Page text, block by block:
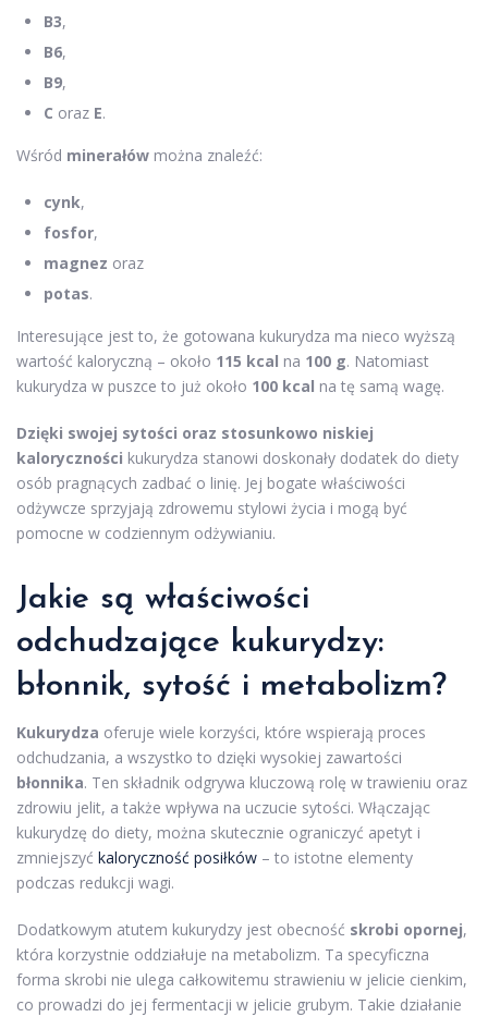
B3,
B6,
B9,
C oraz E.
Wśród minerałów można znaleźć:
cynk,
fosfor,
magnez oraz
potas.
Interesujące jest to, że gotowana kukurydza ma nieco wyższą
wartość kaloryczną – około 115 kcal na 100 g. Natomiast
kukurydza w puszce to już około 100 kcal na tę samą wagę.
Dzięki swojej sytości oraz stosunkowo niskiej
kaloryczności kukurydza stanowi doskonały dodatek do diety
osób pragnących zadbać o linię. Jej bogate właściwości
odżywcze sprzyjają zdrowemu stylowi życia i mogą być
pomocne w codziennym odżywianiu.
Jakie są właściwości
odchudzające kukurydzy:
błonnik, sytość i metabolizm?
Kukurydza oferuje wiele korzyści, które wspierają proces
odchudzania, a wszystko to dzięki wysokiej zawartości
błonnika. Ten składnik odgrywa kluczową rolę w trawieniu oraz
zdrowiu jelit, a także wpływa na uczucie sytości. Włączając
kukurydzę do diety, można skutecznie ograniczyć apetyt i
zmniejszyć kaloryczność posiłków – to istotne elementy
podczas redukcji wagi.
Dodatkowym atutem kukurydzy jest obecność skrobi opornej,
która korzystnie oddziałuje na metabolizm. Ta specyficzna
forma skrobi nie ulega całkowitemu strawieniu w jelicie cienkim,
co prowadzi do jej fermentacji w jelicie grubym. Takie działanie